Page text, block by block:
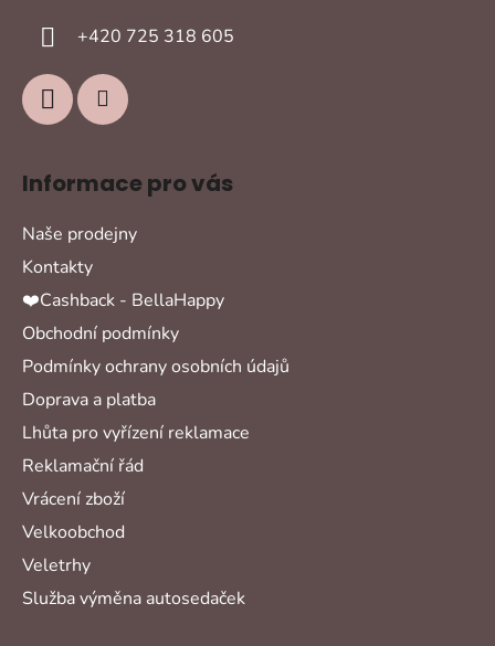
+420 725 318 605
Informace pro vás
Naše prodejny
Kontakty
❤️Cashback - BellaHappy
Obchodní podmínky
Podmínky ochrany osobních údajů
Doprava a platba
Lhůta pro vyřízení reklamace
Reklamační řád
Vrácení zboží
Velkoobchod
Veletrhy
Služba výměna autosedaček